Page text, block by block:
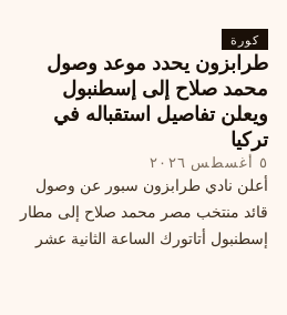
هذا الانتقال، وسط تقارير تفيد أن الهلال
يرحب بفراقته.
كورة
طرابزون يحدد موعد وصول
محمد صلاح إلى إسطنبول
ويعلن تفاصيل استقباله في
تركيا
٥ أغسطس ٢٠٢٦
أعلن نادي طرابزون سبور عن وصول
قائد منتخب مصر محمد صلاح إلى مطار
إسطنبول أتاتورك الساعة الثانية عشر